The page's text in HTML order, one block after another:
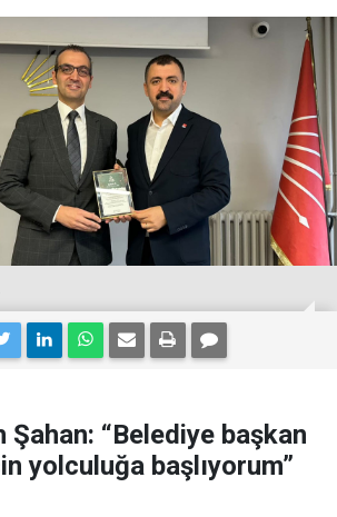
Şahan: “Belediye başkan
yolculuğa başlıyorum”